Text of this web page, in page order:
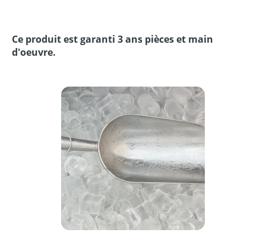
Ce produit est garanti 3 ans pièces et main
d'oeuvre.